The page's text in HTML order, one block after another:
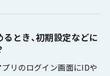
とき、初期設定などに
リのログイン画面にIDや